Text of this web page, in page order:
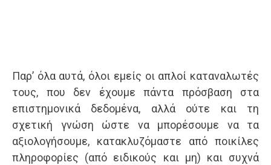
Παρ’ όλα αυτά, όλοι εμείς οι απλοί καταναλωτές
τους, που δεν έχουμε πάντα πρόσβαση στα
επιστημονικά δεδομένα, αλλά ούτε και τη
σχετική γνώση ώστε να μπορέσουμε να τα
αξιολογήσουμε, κατακλυζόμαστε από ποικίλες
πληροφορίες (από ειδικούς και μη) και συχνά